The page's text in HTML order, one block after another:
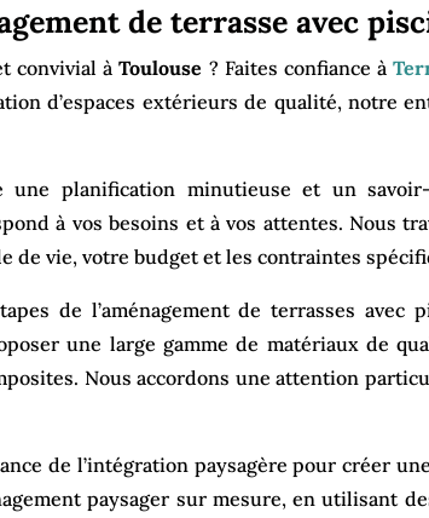
de terrasse avec
convivial àToulouse ? Faites confiance à
d’espaces extérieurs de qualité, notre
une planification minutieuse et un
à vos besoins et à vos attentes. Nous
de vie, votre budget et les contraintes
de l’aménagement de terrasses avec
une large gamme de matériaux de
Nous accordons une attention
de l’intégration paysagère pour créer
paysager sur mesure, en utilisant